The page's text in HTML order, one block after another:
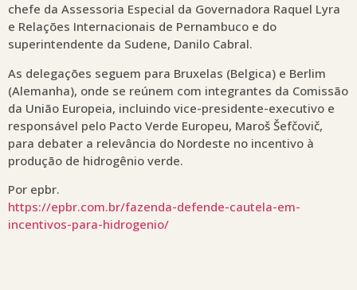
chefe da Assessoria Especial da Governadora Raquel Lyra
e Relações Internacionais de Pernambuco e do
superintendente da Sudene, Danilo Cabral.
As delegações seguem para Bruxelas (Belgica) e Berlim
(Alemanha), onde se reúnem com integrantes da Comissão
da União Europeia, incluindo vice-presidente-executivo e
responsável pelo Pacto Verde Europeu, Maroš Šefčovič,
para debater a relevância do Nordeste no incentivo à
produção de hidrogênio verde.
Por epbr.
https://epbr.com.br/fazenda-defende-cautela-em-
incentivos-para-hidrogenio/